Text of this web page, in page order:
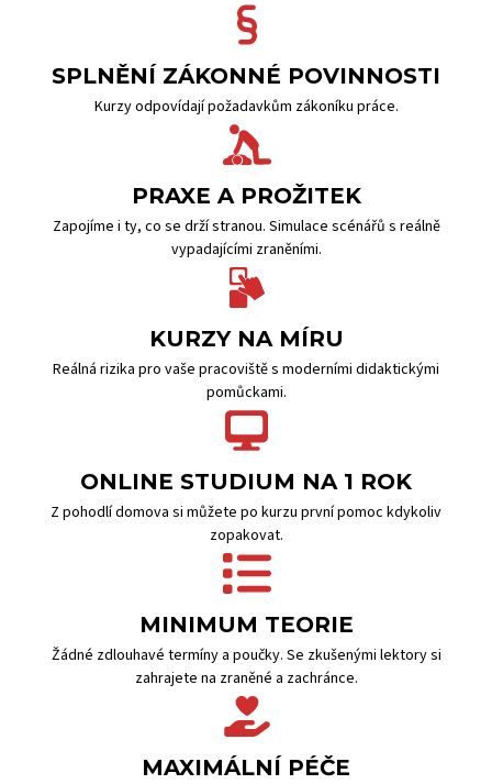
SPLNĚNÍ ZÁKONNÉ POVINNOSTI
Kurzy odpovídají požadavkům zákoníku práce.
PRAXE A PROŽITEK
Zapojíme i ty, co se drží stranou. Simulace scénářů s reálně
vypadajícími zraněními.
KURZY NA MÍRU
Reálná rizika pro vaše pracoviště s moderními didaktickými
pomůckami.
ONLINE STUDIUM NA 1 ROK
Z pohodlí domova si můžete po kurzu první pomoc kdykoliv
zopakovat.
MINIMUM TEORIE
Žádné zdlouhavé termíny a poučky. Se zkušenými lektory si
zahrajete na zraněné a zachránce.
MAXIMÁLNÍ PÉČE